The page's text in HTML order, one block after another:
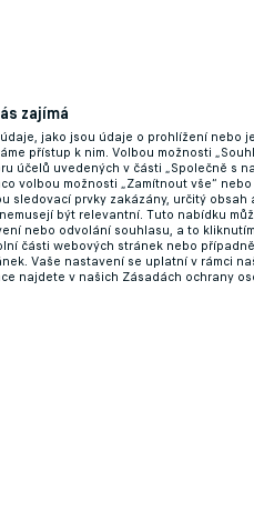
zajímá
jako jsou údaje o prohlížení nebo
přístup k nim. Volbou možnosti
účelů uvedených v části „Společně s
volbou možnosti „Zamítnout vše“
sledovací prvky zakázány, určitý obsah
být relevantní. Tuto nabídku
nebo odvolání souhlasu, a to
části webových stránek nebo
Vaše nastavení se uplatní v rámci
najdete v našich Zásadách ochrany